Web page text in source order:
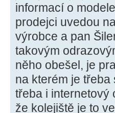
informací o
prodejci uvedou
výrobce a pan
takovým
něho obešel, je
na kterém je
třeba i internetový
že kolejiště je to